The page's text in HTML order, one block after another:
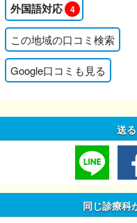
外国語対応 4
この地域の口コミ検索
Google口コミも見る
送
同じ診療科